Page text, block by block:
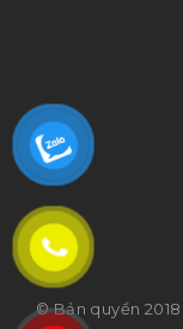
© Bản quyền 2018